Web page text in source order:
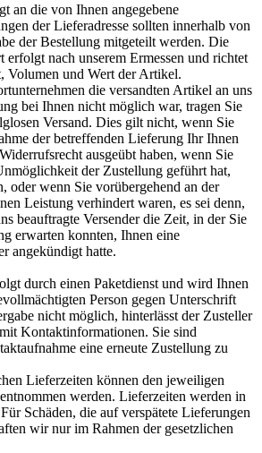
an die von Ihnen angegebene
der Lieferadresse sollten innerhalb von
der Bestellung mitgeteilt werden. Die
erfolgt nach unserem Ermessen und richtet
Volumen und Wert der Artikel.
die versandten Artikel an uns
bei Ihnen nicht möglich war, tragen Sie
Versand. Dies gilt nicht, wenn Sie
der betreffenden Lieferung Ihr Ihnen
ausgeübt haben, wenn Sie
der Zustellung geführt hat,
oder wenn Sie vorübergehend an der
Leistung verhindert waren, es sei denn,
beauftragte Versender die Zeit, in der Sie
erwarten konnten, Ihnen eine
angekündigt hatte.
durch einen Paketdienst und wird Ihnen
Person gegen Unterschrift
nicht möglich, hinterlässt der Zusteller
Kontaktinformationen. Sie sind
eine erneute Zustellung zu
Lieferzeiten können den jeweiligen
werden. Lieferzeiten werden in
Schäden, die auf verspätete Lieferungen
wir nur im Rahmen der gesetzlichen